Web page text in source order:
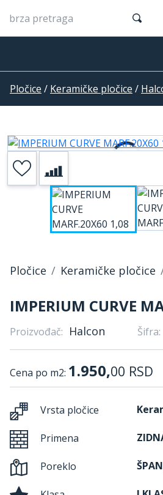
Pločice / Keramičke pločice /
Pločice Keramičke pločice
IMPERIUM CURVE
Proizvođač: Halcon Šifra:
Cena po m2: 1.950,00 RSD
Vrsta pločice
Primena
Poreklo